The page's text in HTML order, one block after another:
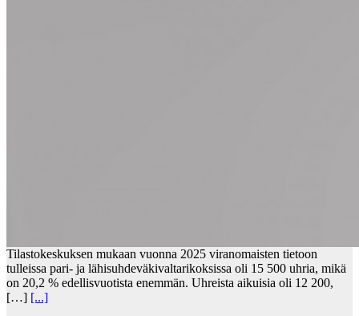
Tilastokeskuksen mukaan vuonna 2025 viranomaisten tietoon
tulleissa pari- ja lähisuhdeväkivaltarikoksissa oli 15 500 uhria, mikä
on 20,2 % edellisvuotista enemmän. Uhreista aikuisia oli 12 200,
[…] [...]